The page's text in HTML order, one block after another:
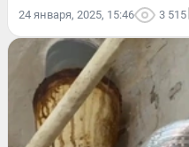
24 января, 2025, 15:46 3 515